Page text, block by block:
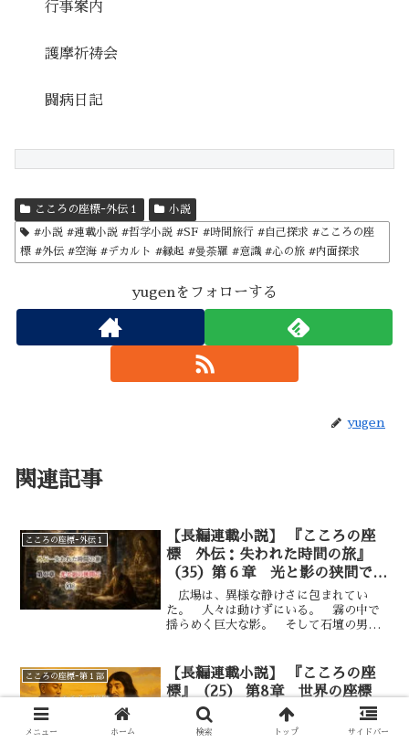
行事案内
護摩祈祷会
闘病日記
こころの座標ｰ外伝１ 小説
#小説 #連載小説 #哲学小説 #SF #時間旅行 #自己探求 #こころの座
標 #外伝 #空海 #デカルト #縁起 #曼荼羅 #意識 #心の旅 #内面探求
yugenをフォローする
yugen
関連記事
こころの座標ｰ外伝１
【長編連載小説】 『こころの座
標 外伝：失われた時間の旅』
（35）第６章 光と影の狭間で
—— ③
広場は、異様な静けさに包まれてい
た。 人々は動けずにいる。 霧の中で
揺らめく巨大な影。 そして石壇の男の
続けたものが、消えてはいなかったこと
を。 石壇の男は、なお後ずさってい
る。
こころの座標ｰ第１部
【長編連載小説】 『こころの座
標』（25） 第8章 世界の座標
言葉を超える交差点ー②
山を下りて三つ目の小橋を渡ったあた
メニュー ホーム 検索 トップ サイドバー